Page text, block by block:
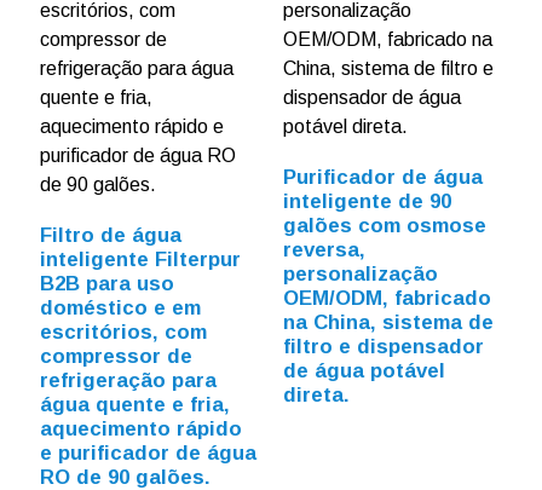
Filtro de água
inteligente Filterpur
B2B para uso
doméstico e em
escritórios, com
compressor de
refrigeração para
água quente e fria,
aquecimento rápido
e purificador de água
RO de 90 galões.
Purificador de água
inteligente de 90
galões com osmose
reversa,
personalização
OEM/ODM, fabricado
na China, sistema de
filtro e dispensador
de água potável
direta.